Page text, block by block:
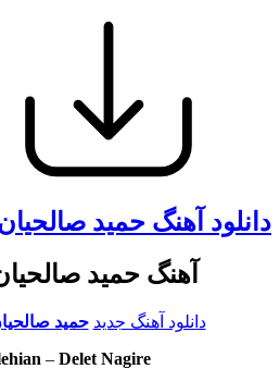
دانلود آهنگ حمید
آهنگ حمید
دانلود آهنگ جدید حمید
– Delet Nagire